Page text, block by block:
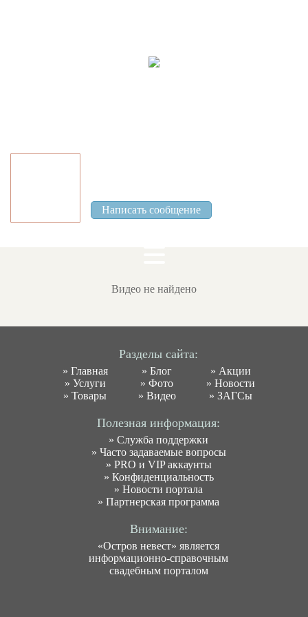
Написать сообщение
Видео не найдено
Разделы сайта:
» Главная
» Услуги
»Товары
»Блог
»Фото
» Видео
» Акции
» Новости
» ЗАГСы
Полезная информация:
»Служба поддержки
» Часто задаваемые вопросы
» PRO и VIP аккаунты
» Конфиденциальность
»Новости портала
»Партнерская программа
Внимание:
«Остров невест» является
информационно-справочным
свадебным порталом